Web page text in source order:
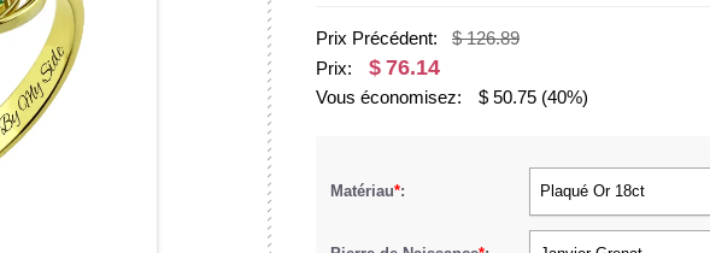
Prix Précédent:
$ 126.89
Prix:
$ 76.14
Vous économisez: $ 50.75 (40%)
Matériau*: Plaqué Or 18ct